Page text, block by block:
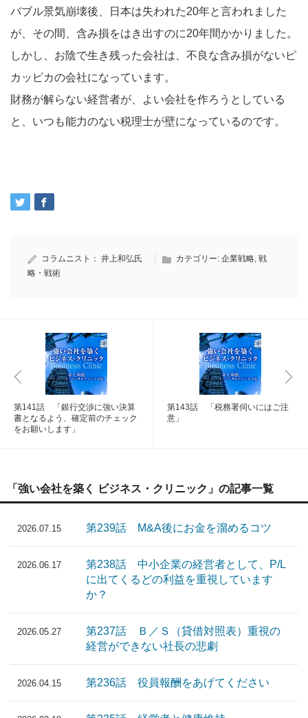
バブル景気崩壊後、日本は失われた20年と言われました
が、その間、含み損をはき出すのに20年間かかりました。
しかし、お陰で生き残った会社は、不良な含み損がないピ
カッピカの会社になっています。
財務が解らない経営者が、よい会社を作ろうとしている
と、いつも能力のない税理士が壁になっているのです。
コラムニスト： 井上和弘氏 カテゴリー: 企業戦略, 戦
略・戦術
第141話 「銀行交渉に強い決算
書となるよう、確定前のチェック
をお願いします」
第143話 「税務署伺いにはご注
意」
「強い会社を築く ビジネス・クリニック」の記事一覧
2026.07.15 第239話 M&A後にお金を溜めるコツ
2026.06.17
第238話 中小企業の経営者として、P/L
に出てくるどの利益を重視しています
か？
2026.05.27
第237話 Ｂ／Ｓ（貸借対照表）重視の
経営ができない社長の悲劇
2026.04.15 第236話 役員報酬をあげてください